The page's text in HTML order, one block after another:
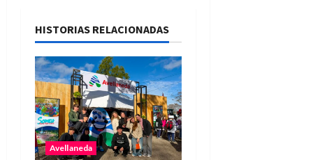
ó
n
d
e
HISTORIAS RELACIONADAS
Avellaneda